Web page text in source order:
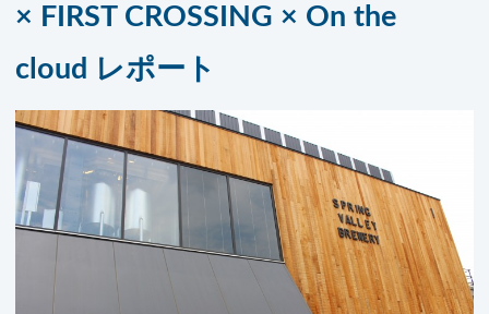
× FIRST CROSSING × On the
cloud レポート